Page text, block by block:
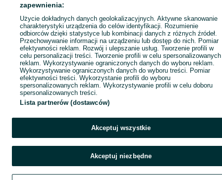
zapewnienia:
Użycie dokładnych danych geolokalizacyjnych. Aktywne skanowanie
charakterystyki urządzenia do celów identyfikacji. Rozumienie
odbiorców dzięki statystyce lub kombinacji danych z różnych źródeł.
Przechowywanie informacji na urządzeniu lub dostęp do nich. Pomiar
efektywności reklam. Rozwój i ulepszanie usług. Tworzenie profili w
celu personalizacji treści. Tworzenie profili w celu spersonalizowanych
reklam. Wykorzystywanie ograniczonych danych do wyboru reklam.
Wykorzystywanie ograniczonych danych do wyboru treści. Pomiar
efektywności treści. Wykorzystanie profili do wyboru
spersonalizowanych reklam. Wykorzystywanie profili w celu doboru
spersonalizowanych treści.
Lista partnerów (dostawców)
Akceptuj wszystkie
Akceptuj niezbędne